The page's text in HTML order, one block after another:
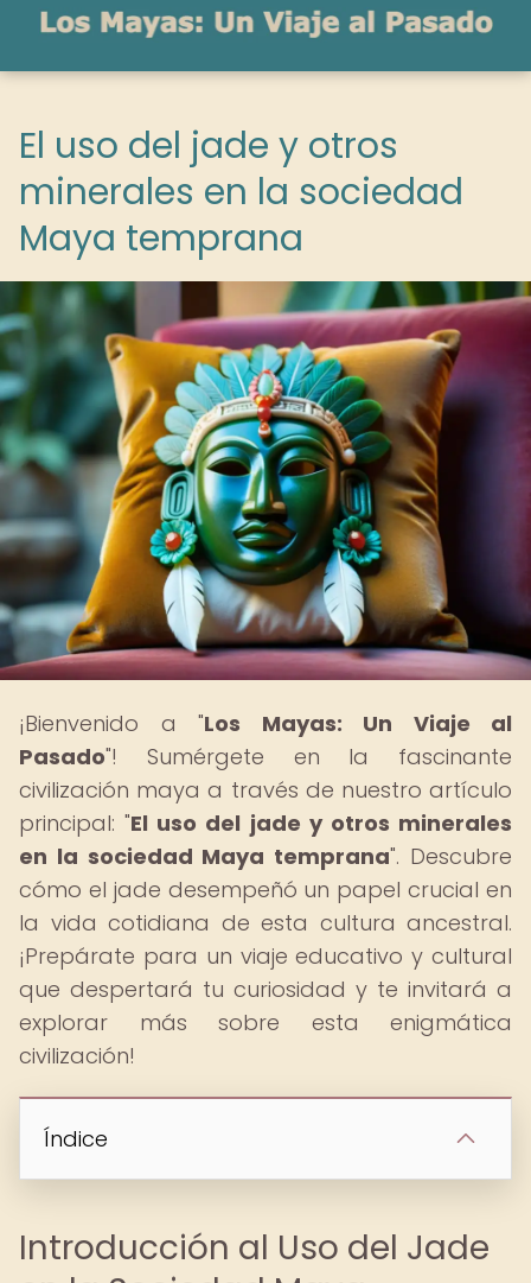
El uso del jade y otros
minerales en la sociedad
Maya temprana
¡Bienvenido a "Los Mayas: Un Viaje al
Pasado"! Sumérgete en la fascinante
civilización maya a través de nuestro artículo
principal: "El uso del jade y otros minerales
en la sociedad Maya temprana". Descubre
cómo el jade desempeñó un papel crucial en
la vida cotidiana de esta cultura ancestral.
¡Prepárate para un viaje educativo y cultural
que despertará tu curiosidad y te invitará a
explorar más sobre esta enigmática
civilización!
Índice
Introducción al Uso del Jade